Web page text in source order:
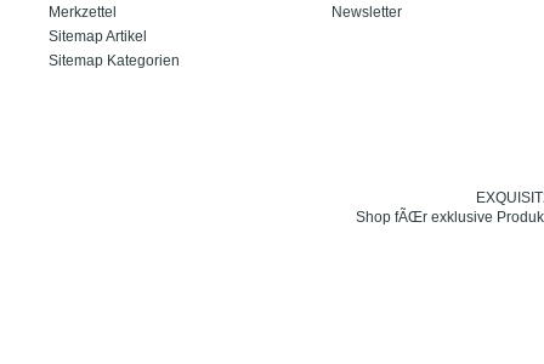
Merkzettel
Sitemap Artikel
Sitemap Kategorien
Newsletter
Shop fÃŒr exklusive